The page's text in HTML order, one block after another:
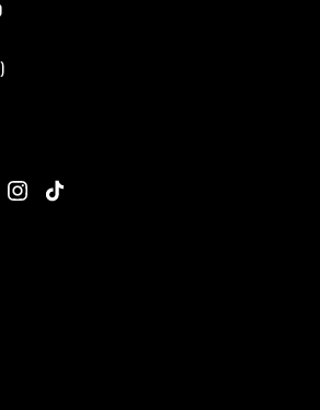
Strona otwiera się w nowym oknie.
Strona otwiera się w nowym oknie.
LinkedIn. Strona otwiera się w nowym oknie.
Profil na YouTube. Strona otwiera się w nowym
Profil na Instagram. Strona otwiera się